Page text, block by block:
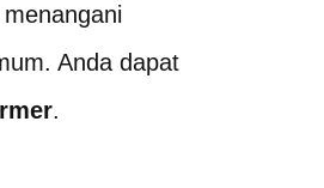
Anda dapat
.